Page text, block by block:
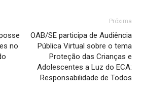
no
Próxima
OAB/SE participa de Audiência
Pública Virtual sobre o tema
Proteção das Crianças e
Adolescentes a Luz do ECA:
Responsabilidade de Todos